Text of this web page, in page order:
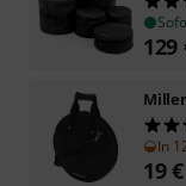
129
In
19€